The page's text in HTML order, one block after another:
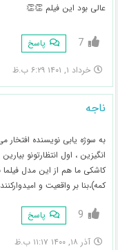
عالی بود این فیلم 👏👏
7 پاسخ
خرداد ۱, ۱۴۰۱ ۶:۲۹ ب.ظ
ناجه
به سوژه یابی نویسنده
انگیزین ، اول انتظارتونو
کاشکی ما هم از این مدل فیلما
کمه)،بنا بر واقعیت و
9 پاسخ
آذر ۱۸, ۱۴۰۰ ۱۱:۱۷ ب.ظ